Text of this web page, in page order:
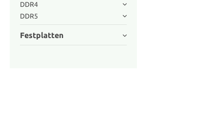
DDR4
DDR5
Festplatten